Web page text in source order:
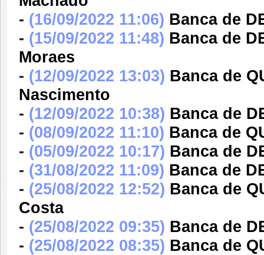
- (16/09/2022 11:06) Banca de
- (15/09/2022 11:48) Banca de
Moraes
- (12/09/2022 13:03) Banca de
Nascimento
- (12/09/2022 10:38) Banca de
- (08/09/2022 11:10) Banca de
- (05/09/2022 10:17) Banca de
- (31/08/2022 11:09) Banca de
- (25/08/2022 12:52) Banca de
Costa
- (25/08/2022 09:35) Banca de
- (25/08/2022 08:35) Banca de